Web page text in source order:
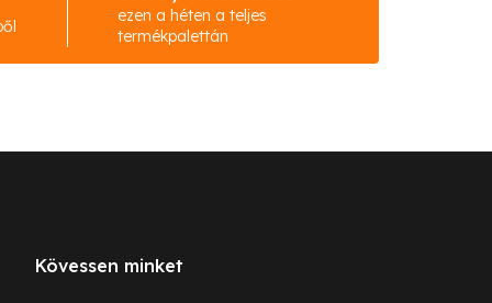
ezen a héten a teljes
termékpalettán
Kövessen minket